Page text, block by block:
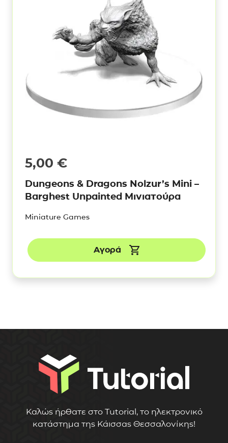
5,00 €
Dungeons & Dragons Nolzur’s Mini –
Barghest Unpainted Μινιατούρα
Miniature Games
Αγορά
Καλώς ήρθατε στο Tutorial, το ηλεκτρονικό
κατάστημα της Κάισσας Θεσσαλονίκης!